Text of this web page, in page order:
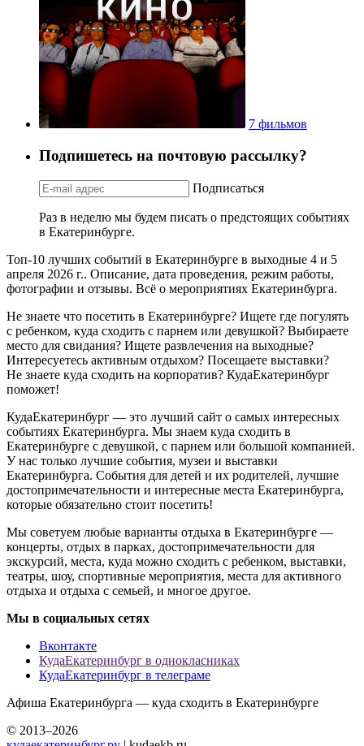
7 фильмов
Подпишетесь на почтовую рассылку?
Подписаться
Раз в неделю мы будем писать о предстоящих событиях
в Екатеринбурге.
Топ-10 лучших событий в Екатеринбурге в выходные 4 и 5
апреля 2026 г.. Описание, дата проведения, режим работы,
фотографии и отзывы. Всё о мероприятиях Екатеринбурга.
Не знаете что посетить в Екатеринбурге? Ищете где погулять
с ребенком, куда сходить с парнем или девушкой? Выбираете
место для свидания? Ищете развлечения на выходные?
Интересуетесь активным отдыхом? Посещаете выставки?
Не знаете куда сходить на корпоратив? КудаЕкатеринбург
поможет!
КудаЕкатеринбург — это лучший сайт о самых интересных
событиях Екатеринбурга. Мы знаем куда сходить в
Екатеринбурге с девушкой, с парнем или большой компанией.
У нас только лучшие события, музеи и выставки
Екатеринбурга. События для детей и их родителей, лучшие
достопримечательности и интересные места Екатеринбурга,
которые обязательно стоит посетить!
Мы советуем любые варианты отдыха в Екатеринбурге —
концерты, отдых в парках, достопримечательности для
экскурсий, места, куда можно сходить с ребенком, выставки,
театры, шоу, спортивные мероприятия, места для активного
отдыха и отдыха с семьей, и многое другое.
Мы в социальных сетях
Вконтакте
КудаЕкатеринбург в однокласниках
КудаЕкатеринбург в телеграме
Афиша Екатеринбурга — куда сходить в Екатеринбурге
© 2013–2026